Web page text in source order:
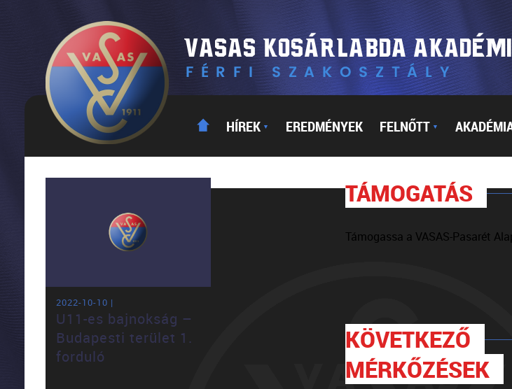
HÍREK ▼ EREDMÉNYEK FELNŐTT ▼
2022-10-10 |
U11-es bajnokság –
Budapesti terület 1.
forduló
TÁMOGATÁS
Támogassa a VASAS-Pasarét
KÖVETKEZŐ
MÉRKŐZÉSEK